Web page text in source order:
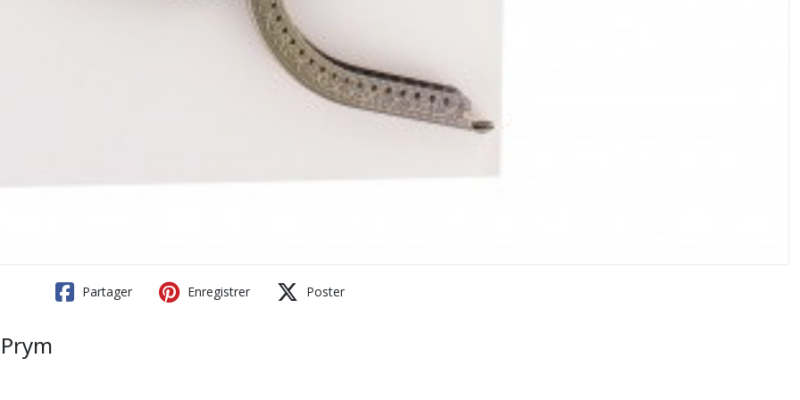
Partager Enregistrer Poster